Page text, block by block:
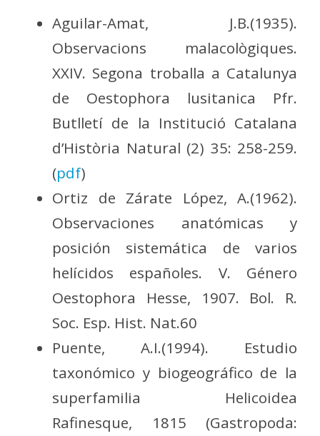
Aguilar-Amat, J.B.(1935).
Observacions malacològiques.
XXIV. Segona troballa a Catalunya
de Oestophora lusitanica Pfr.
Butlletí de la Institució Catalana
d’Història Natural (2) 35: 258-259.
(pdf)
Ortiz de Zárate López, A.(1962).
Observaciones anatómicas y
posición sistemática de varios
helícidos españoles. V. Género
Oestophora Hesse, 1907. Bol. R.
Soc. Esp. Hist. Nat.60
Puente, A.I.(1994). Estudio
taxonómico y biogeográfico de la
superfamilia Helicoidea
Rafinesque, 1815 (Gastropoda: